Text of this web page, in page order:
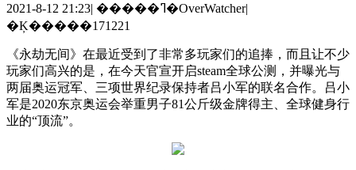
2021-8-12 21:23| �����ߣ�OverWatcher|
�Ķ�����171221
《永劫无间》在最近受到了非常多玩家们的追捧，而且让不少
玩家们高兴的是，在今天官宣开启steam全球公测，并曝光与
两届奥运冠军、三项世界纪录保持者吕小军的联名合作。吕小
军是2020东京奥运会举重男子81公斤级金牌得主、全球健身行
业的“顶流”。